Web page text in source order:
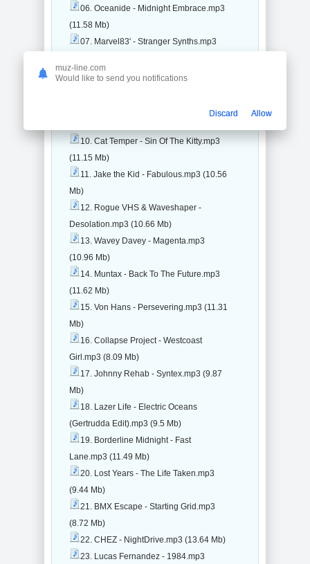
06. Oceanide - Midnight Embrace.mp3
(11.58 Mb)
07. Marvel83' - Stranger Synths.mp3
08. Karl Vincent - Summer In Santa
09. Midnight Fury - Midnight Rush.mp3
10. Cat Temper - Sin Of The Kitty.mp3
(11.15 Mb)
11. Jake the Kid - Fabulous.mp3 (10.56
Mb)
12. Rogue VHS & Waveshaper -
Desolation.mp3 (10.66 Mb)
13. Wavey Davey - Magenta.mp3
(10.96 Mb)
14. Muntax - Back To The Future.mp3
(11.62 Mb)
15. Von Hans - Persevering.mp3 (11.31
Mb)
16. Collapse Project - Westcoast
Girl.mp3 (8.09 Mb)
17. Johnny Rehab - Syntex.mp3 (9.87
Mb)
18. Lazer Life - Electric Oceans
(Gertrudda Edit).mp3 (9.5 Mb)
19. Borderline Midnight - Fast
Lane.mp3 (11.49 Mb)
20. Lost Years - The Life Taken.mp3
(9.44 Mb)
21. BMX Escape - Starting Grid.mp3
(8.72 Mb)
22. CHEZ - NightDrive.mp3 (13.64 Mb)
23. Lucas Fernandez - 1984.mp3
muz-line.com
Would like to send you notifications
Discard Allow